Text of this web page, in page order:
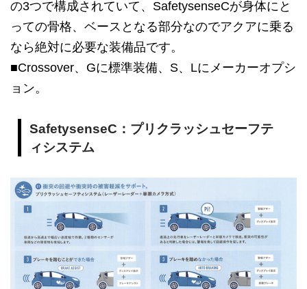
の3つで構成されていて、SafetysenseCが身体にと
っての骨格、ベースとなる部分なのでアクアに乗る
なら絶対に必要な装備品です。
■Crossover、Gに標準装備、S、Lにメーカーオプシ
ョン。
SafetysenseC：プリクラッシュセーフテ
ィシステム